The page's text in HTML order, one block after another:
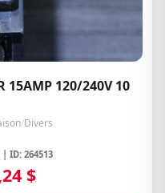
15AMP 120/240V 10
/Divers
ID: 264513
$